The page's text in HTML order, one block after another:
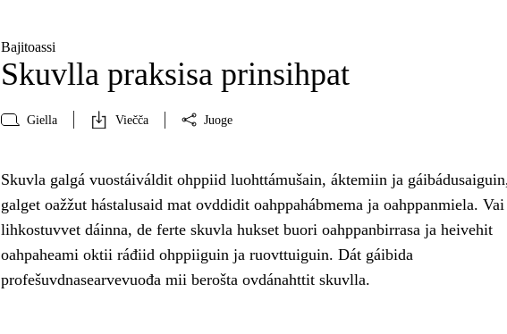
Bajitoassi
Skuvlla praksisa prinsihpat
Giella Viečča Juoge
Skuvla galgá vuostáiváldit ohppiid luohttámušain, áktemiin ja
galget oažžut hástalusaid mat ovddidit oahppahábmema ja oahppanmiela. Vai
lihkostuvvet dáinna, de ferte skuvla hukset buori oahppanbirrasa ja heivehit
oahpaheami oktii ráđiid ohppiiguin ja ruovttuiguin. Dát gáibida
profešuvdnasearvevuođa mii berošta ovdánahttit skuvlla.